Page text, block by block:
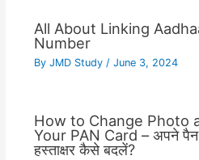
All About Linking
Number
By JMD Study / June 3, 2024
How to Change Photo
Your PAN Card – अपने पैन
हस्ताक्षर कैसे बदलें?